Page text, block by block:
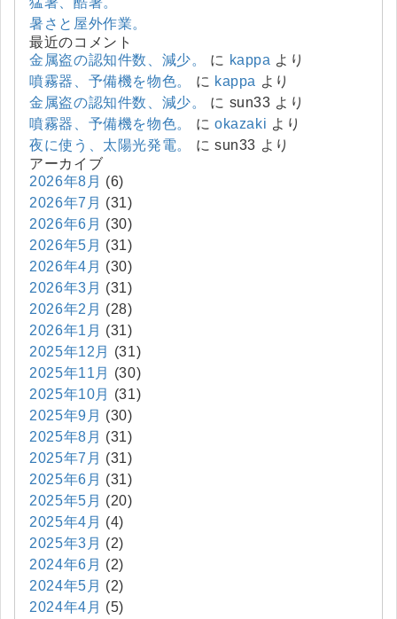
暑さと屋外作業。
最近のコメント
金属盗の認知件数、減少。
に kappa より
噴霧器、予備機を物色。
に kappa より
金属盗の認知件数、減少。
に sun33 より
噴霧器、予備機を物色。
に okazaki より
夜に使う、太陽光発電。
に sun33 より
アーカイブ
2026年8月 (6)
2026年7月 (31)
2026年6月 (30)
2026年5月 (31)
2026年4月 (30)
2026年3月 (31)
2026年2月 (28)
2026年1月 (31)
2025年12月
(31)
2025年11月
(30)
2025年10月
(31)
2025年9月 (30)
2025年8月 (31)
2025年7月 (31)
2025年6月 (31)
2025年5月 (20)
2025年4月 (4)
2025年3月 (2)
2024年6月 (2)
2024年5月 (2)
2024年4月 (5)